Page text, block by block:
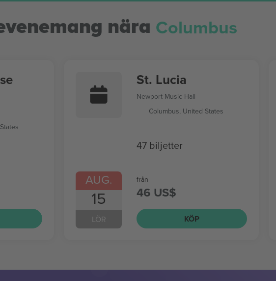
nära Columbus
AUG.
15
LÖR
St. Lucia
Newport Music Hall
Columbus, United States
47 biljetter
från
46 US$
KÖP